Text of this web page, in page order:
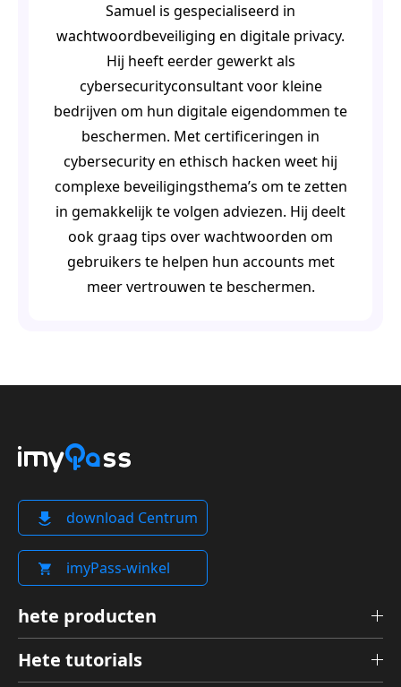
Samuel is gespecialiseerd in
wachtwoordbeveiliging en digitale privacy.
Hij heeft eerder gewerkt als
cybersecurityconsultant voor kleine
bedrijven om hun digitale eigendommen te
beschermen. Met certificeringen in
cybersecurity en ethisch hacken weet hij
complexe beveiligingsthema’s om te zetten
in gemakkelijk te volgen adviezen. Hij deelt
ook graag tips over wachtwoorden om
gebruikers te helpen hun accounts met
meer vertrouwen te beschermen.
download Centrum
imyPass-winkel
hete producten
Hete tutorials